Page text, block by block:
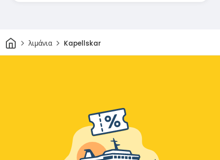
Σπίτιλιμάνια Kapellskar